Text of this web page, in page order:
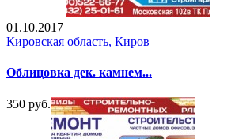
01.10.2017
Кировская область, Киров
Облицовка дек. камнем...
350 руб.